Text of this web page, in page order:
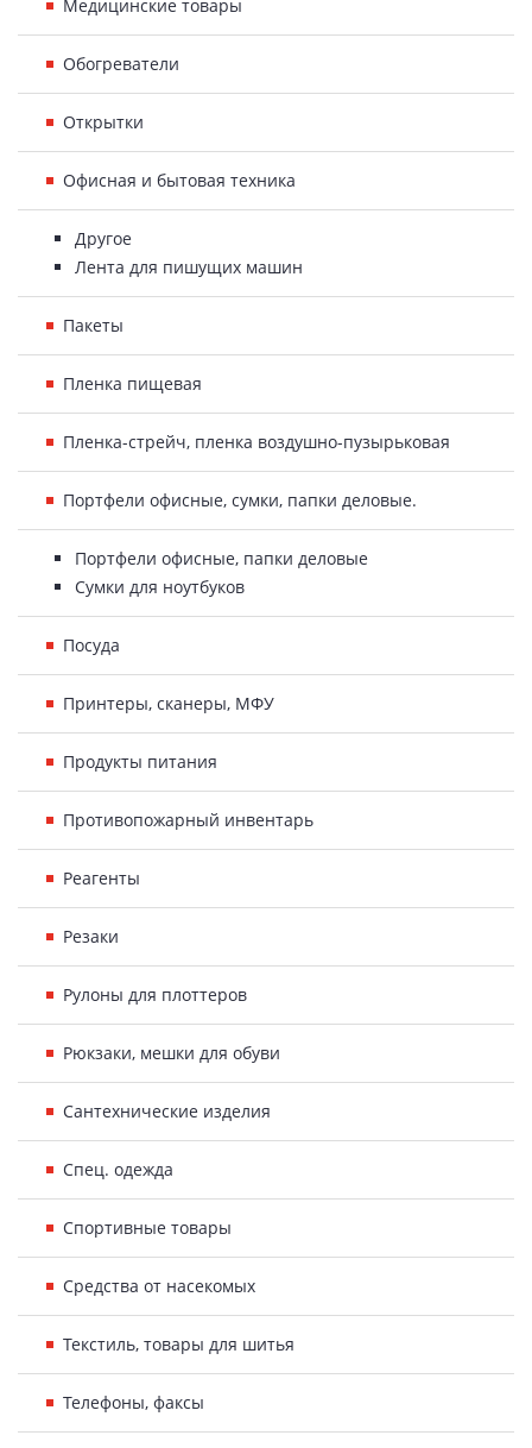
Медицинские товары
Обогреватели
Открытки
Офисная и бытовая техника
Другое
Лента для пишущих машин
Пакеты
Пленка пищевая
Пленка-стрейч, пленка воздушно-пузырьковая
Портфели офисные, сумки, папки деловые.
Портфели офисные, папки деловые
Сумки для ноутбуков
Посуда
Принтеры, сканеры, МФУ
Продукты питания
Противопожарный инвентарь
Реагенты
Резаки
Рулоны для плоттеров
Рюкзаки, мешки для обуви
Сантехнические изделия
Спец. одежда
Спортивные товары
Средства от насекомых
Текстиль, товары для шитья
Телефоны, факсы